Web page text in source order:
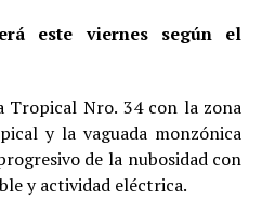
este viernes según el
Tropical Nro. 34 con la zona
y la vaguada monzónica
de la nubosidad con
y actividad eléctrica.